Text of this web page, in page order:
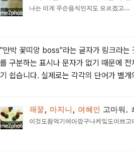
"만박 꽃띠앙 boss"라는 글자가 링크라는
를 구분하는 표시나 문자가 없기 때문에
기 쉽습니다. 실제로는 각각의 단어가 별